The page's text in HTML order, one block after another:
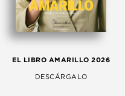
EL LIBRO AMARILLO 2026
DESCÁRGALO